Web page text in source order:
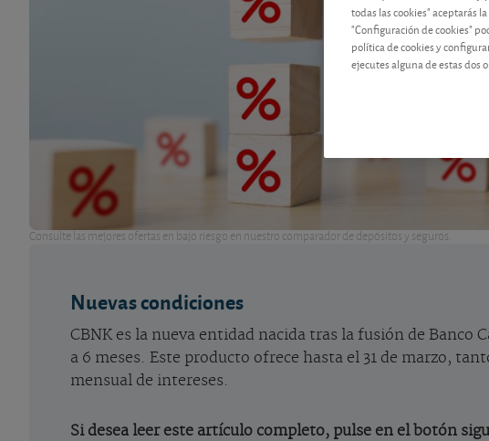
Consulte las mejores ofertas en bajo riesgo en nuestro comparador de depósitos y seguros.
Nuevas condiciones
CBNK es la nueva entidad nacida tras la fusión de Banco
a 6 meses. Este producto ofrece hasta el 31 de marzo,
mensual de intereses.
Si desea leer este artículo completo, pulse en el botón
todas las cookies" aceptarás
"Configuración de cookies"
política de cookies y
ejecutes alguna de estas dos